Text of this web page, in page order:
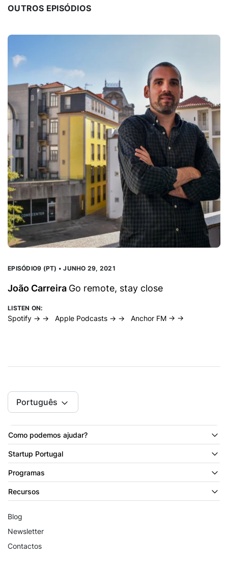
OUTROS EPISÓDIOS
EPISÓDIO9 (PT) • JUNHO 29, 2021
João Carreira Go remote, stay close
LISTEN ON:
Spotify → → Apple Podcasts → → Anchor FM → →
Português
Como podemos ajudar?
Startup Portugal
Programas
Recursos
Blog
Newsletter
Contactos